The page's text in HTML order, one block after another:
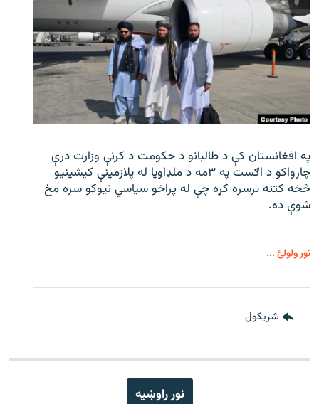
په افغانستان کې د طالبانو د حکومت د کرنې وزارت درې
چارواکو د اګست په ۳مه د ملډاویا له پلازمینې کیشینیو
څخه کتنه ترسره کړه چې له پراخو سیاسي نیوکو سره مخ
شوې ده.
نور ولولئ ...
شريکول
نور راوښيه